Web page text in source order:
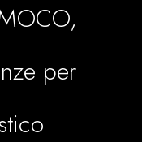
per